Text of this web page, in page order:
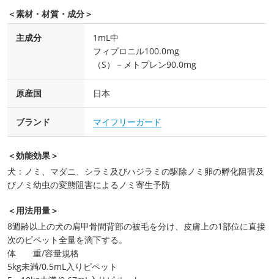
＜素材・材質・成分＞
主成分
1mL中
フィプロニル100.0mg
（S）－メトプレン90.0mg
原産国 日本
ブランド マイフリーガード
＜効能効果＞
犬：ノミ、マダニ、シラミ及びハジラミの駆除ノミ卵の孵化阻害及
びノミ幼虫の変態阻害によるノミ寄生予防
＜用法用量＞
8週齢以上の犬の肩甲骨間背部の被毛を分け、皮膚上の1部位に直接
次のピペット全量を滴下する。
体 重/容量規格
5kg未満/0.5mL入りピペット